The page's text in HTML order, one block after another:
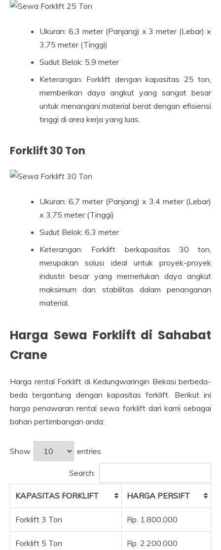
Ukuran: 6,3 meter (Panjang) x 3 meter (Lebar) x
3,75 meter (Tinggi)
Sudut Belok: 5,9 meter
Keterangan: Forklift dengan kapasitas 25 ton,
memberikan daya angkut yang sangat besar
untuk menangani material berat dengan efisiensi
tinggi di area kerja yang luas.
Forklift 30 Ton
Ukuran: 6,7 meter (Panjang) x 3,4 meter (Lebar)
x 3,75 meter (Tinggi)
Sudut Belok: 6,3 meter
Keterangan: Forklift berkapasitas 30 ton,
merupakan solusi ideal untuk proyek-proyek
industri besar yang memerlukan daya angkut
maksimum dan stabilitas dalam penanganan
material.
Harga Sewa Forklift di Sahabat
Crane
Harga rental Forklift di Kedungwaringin Bekasi berbeda-
beda tergantung dengan kapasitas forklift. Berikut ini
harga penawaran rental sewa forklift dari kami sebagai
bahan pertimbangan anda:
Show entries
Search:
KAPASITAS FORKLIFT HARGA PERSIFT
Forklift 3 Ton Rp. 1.800.000
Forklift 5 Ton Rp. 2.200.000